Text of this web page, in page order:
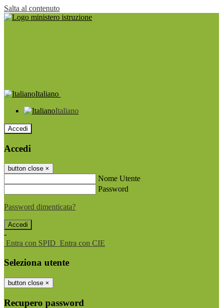
Salta al contenuto
Italiano
Italiano
Accedi
Accedi
button close ×
Nome Utente
Password
Password dimenticata?
-
Entra con SPID Entra con CIE
Seleziona utente
button close ×
Recupero password